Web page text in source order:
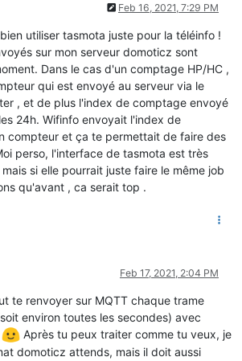
Feb 16, 2021, 7:29 PM
utiliser tasmota juste pour la téléinfo !
sur mon serveur domoticz sont
Dans le cas d'un comptage HP/HC ,
qui est envoyé au serveur via le
, et de plus l'index de comptage envoyé
24h. Wifinfo envoyait l'index de
compteur et ça te permettait de faire des
perso, l'interface de tasmota est très
si elle pourrait juste faire le même job
qu'avant , ca serait top .
Feb 17, 2021, 2:04 PM
te renvoyer sur MQTT chaque trame
environ toutes les secondes) avec
Après tu peux traiter comme tu veux, je
domoticz attends, mais il doit aussi